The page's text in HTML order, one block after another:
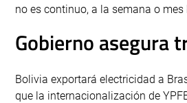
no es continuo, a la semana o
Gobierno asegura
Bolivia exportará electricidad a
que la internacionalización de